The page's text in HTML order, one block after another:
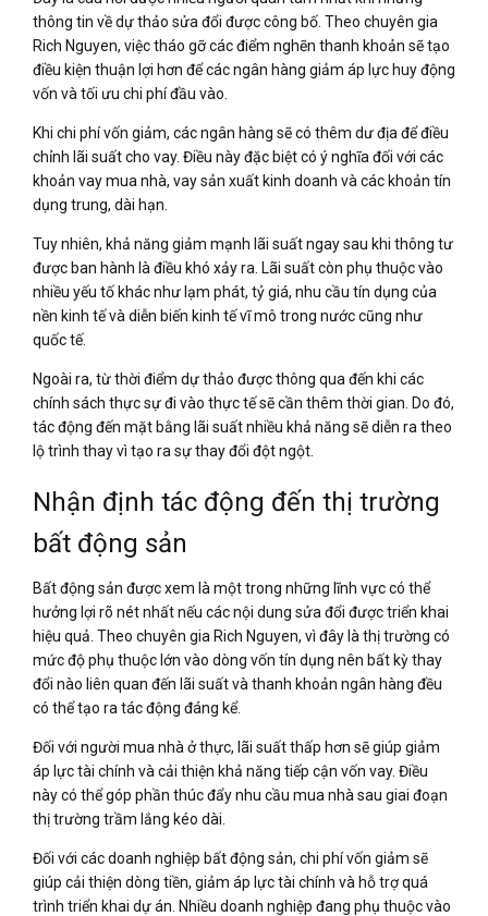
thông tin về dự thảo sửa đổi được công bố. Theo chuyên gia
Rich Nguyen, việc tháo gỡ các điểm nghẽn thanh khoản sẽ tạo
điều kiện thuận lợi hơn để các ngân hàng giảm áp lực huy động
vốn và tối ưu chi phí đầu vào.
Khi chi phí vốn giảm, các ngân hàng sẽ có thêm dư địa để điều
chỉnh lãi suất cho vay. Điều này đặc biệt có ý nghĩa đối với các
khoản vay mua nhà, vay sản xuất kinh doanh và các khoản tín
dụng trung, dài hạn.
Tuy nhiên, khả năng giảm mạnh lãi suất ngay sau khi thông tư
được ban hành là điều khó xảy ra. Lãi suất còn phụ thuộc vào
nhiều yếu tố khác như lạm phát, tỷ giá, nhu cầu tín dụng của
nền kinh tế và diễn biến kinh tế vĩ mô trong nước cũng như
quốc tế.
Ngoài ra, từ thời điểm dự thảo được thông qua đến khi các
chính sách thực sự đi vào thực tế sẽ cần thêm thời gian. Do đó,
tác động đến mặt bằng lãi suất nhiều khả năng sẽ diễn ra theo
lộ trình thay vì tạo ra sự thay đổi đột ngột.
Nhận định tác động đến thị trường
bất động sản
Bất động sản được xem là một trong những lĩnh vực có thể
hưởng lợi rõ nét nhất nếu các nội dung sửa đổi được triển khai
hiệu quả. Theo chuyên gia Rich Nguyen, vì đây là thị trường có
mức độ phụ thuộc lớn vào dòng vốn tín dụng nên bất kỳ thay
đổi nào liên quan đến lãi suất và thanh khoản ngân hàng đều
có thể tạo ra tác động đáng kể.
Đối với người mua nhà ở thực, lãi suất thấp hơn sẽ giúp giảm
áp lực tài chính và cải thiện khả năng tiếp cận vốn vay. Điều
này có thể góp phần thúc đẩy nhu cầu mua nhà sau giai đoạn
thị trường trầm lắng kéo dài.
Đối với các doanh nghiệp bất động sản, chi phí vốn giảm sẽ
giúp cải thiện dòng tiền, giảm áp lực tài chính và hỗ trợ quá
trình triển khai dự án. Nhiều doanh nghiệp đang phụ thuộc vào